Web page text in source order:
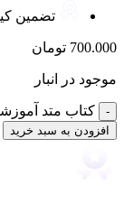
تضمین
700.000 تومان
موجود در انبار
کتاب متد
افزودن به سبد خرید